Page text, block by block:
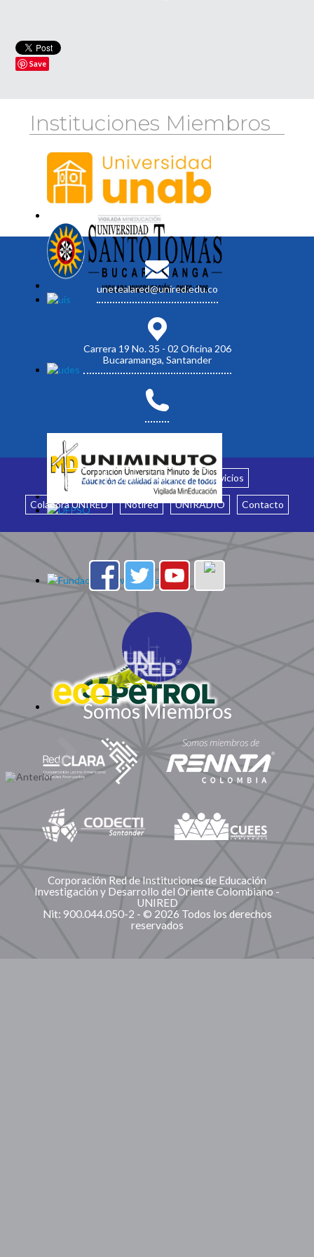
Save
Instituciones Miembros
unetealared@unired.edu.co
Carrera 19 No. 35 - 02 Oficina 206
Bucaramanga, Santander
Inicio ¿Quiénes somos? Servicios
Colabora UNIRED Notired UNIRADIO Contacto
Somos Miembros
Corporación Red de Instituciones de Educación
Investigación y Desarrollo del Oriente Colombiano -
UNIRED
Nit: 900.044.050-2 - © 2026 Todos los derechos
reservados